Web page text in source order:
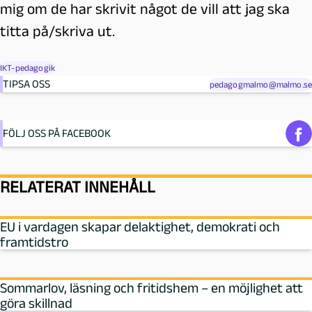
mig om de har skrivit något de vill att jag ska
titta på/skriva ut.
IKT-pedagogik
TIPSA OSS pedagogmalmo@malmo.se
FÖLJ OSS PÅ FACEBOOK
RELATERAT INNEHÅLL
EU i vardagen skapar delaktighet, demokrati och
framtidstro
Sommarlov, läsning och fritidshem – en möjlighet att
göra skillnad